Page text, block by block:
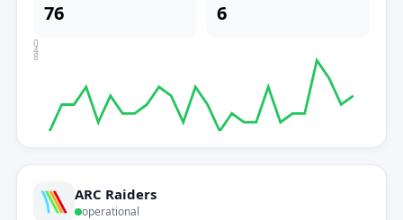
76 6
8
4
0
ARC Raiders
operational